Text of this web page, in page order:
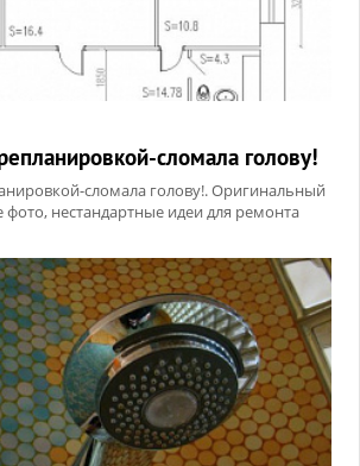
сломала голову!
сломала голову!. Оригинальный
нестандартные идеи для ремонта